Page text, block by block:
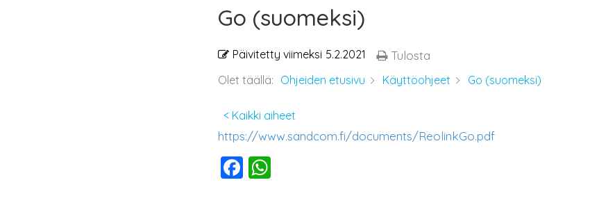
Go (suomeksi)
Päivitetty viimeksi 5.2.2021 Tulosta
Olet täällä: Ohjeiden etusivu Käyttöohjeet Go (suomeksi)
< Kaikki aiheet
https://www.sandcom.fi/documents/ReolinkGo.pdf
F